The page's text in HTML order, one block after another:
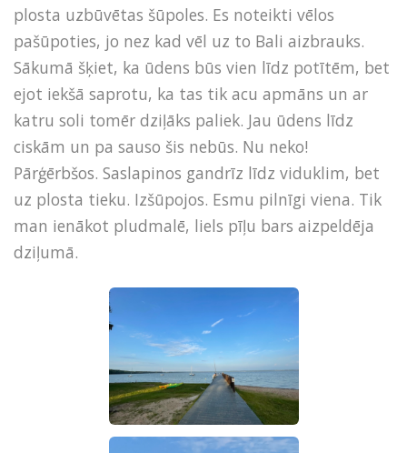
plosta uzbūvētas šūpoles. Es noteikti vēlos
pašūpoties, jo nez kad vēl uz to Bali aizbrauks.
Sākumā šķiet, ka ūdens būs vien līdz potītēm, bet
ejot iekšā saprotu, ka tas tik acu apmāns un ar
katru soli tomēr dziļāks paliek. Jau ūdens līdz
ciskām un pa sauso šis nebūs. Nu neko!
Pārģērbšos. Saslapinos gandrīz līdz viduklim, bet
uz plosta tieku. Izšūpojos. Esmu pilnīgi viena. Tik
man ienākot pludmalē, liels pīļu bars aizpeldēja
dziļumā.